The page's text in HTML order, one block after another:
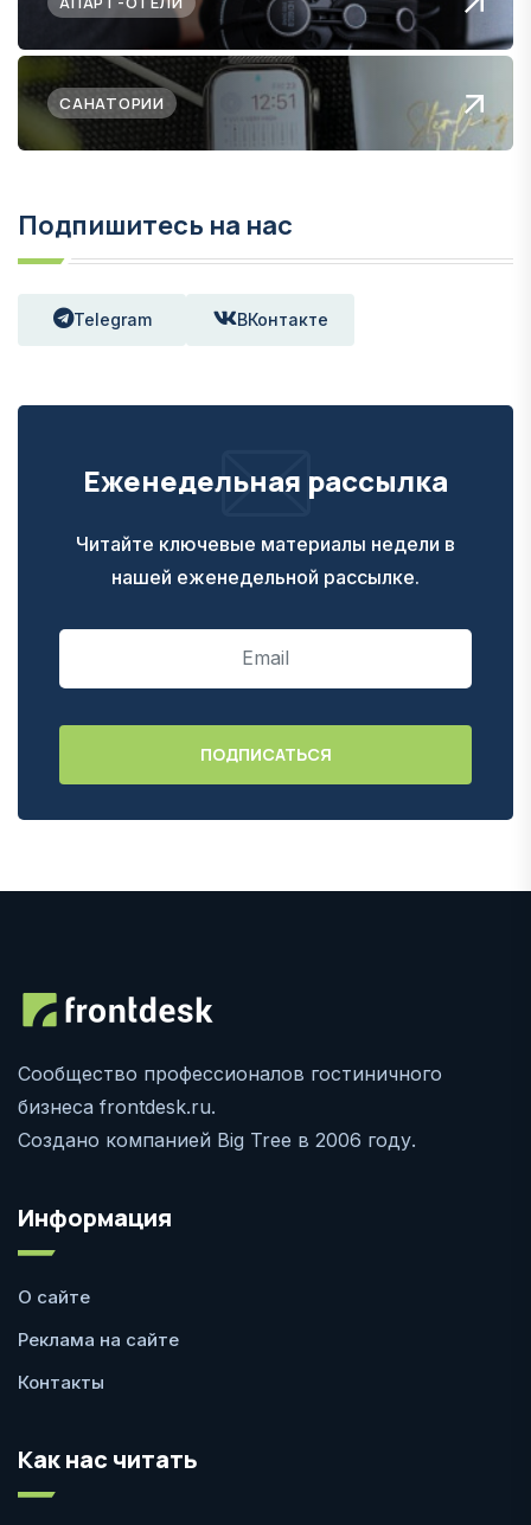
САНАТОРИИ
Подпишитесь на нас
Telegram ВКонтакте
Еженедельная рассылка
Читайте ключевые материалы недели в
нашей еженедельной рассылке.
Сообщество профессионалов гостиничного
бизнеса frontdesk.ru.
Создано компанией Big Tree в 2006 году.
Информация
О сайте
Реклама на сайте
Контакты
Как нас читать